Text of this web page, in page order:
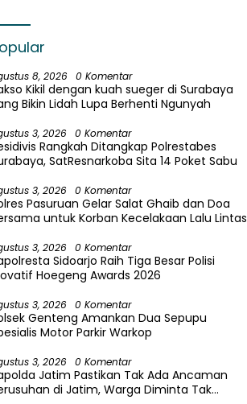
8, 2026 0 Komentar
Kikil dengan kuah sueger di Surabaya
Bikin Lidah Lupa Berhenti Ngunyah
3, 2026 0 Komentar
Rangkah Ditangkap Polrestabes
SatResnarkoba Sita 14 Poket Sabu
3, 2026 0 Komentar
Pasuruan Gelar Salat Ghaib dan Doa
untuk Korban Kecelakaan Lalu Lintas
3, 2026 0 Komentar
Sidoarjo Raih Tiga Besar Polisi
Hoegeng Awards 2026
3, 2026 0 Komentar
Genteng Amankan Dua Sepupu
Motor Parkir Warkop
3, 2026 0 Komentar
Jatim Pastikan Tak Ada Ancaman
di Jatim, Warga Diminta Tak